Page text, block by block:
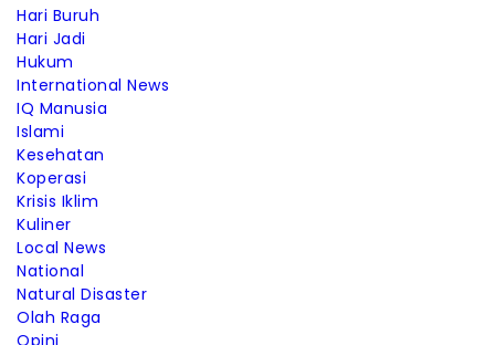
Hari Buruh
Hari Jadi
Hukum
International News
IQ Manusia
Islami
Kesehatan
Koperasi
Krisis Iklim
Kuliner
Local News
National
Natural Disaster
Olah Raga
Opini